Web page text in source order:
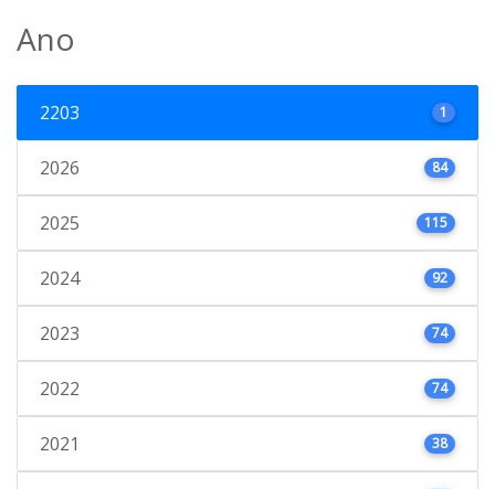
Ano
2203 1
2026 84
2025 115
2024 92
2023 74
2022 74
2021 38